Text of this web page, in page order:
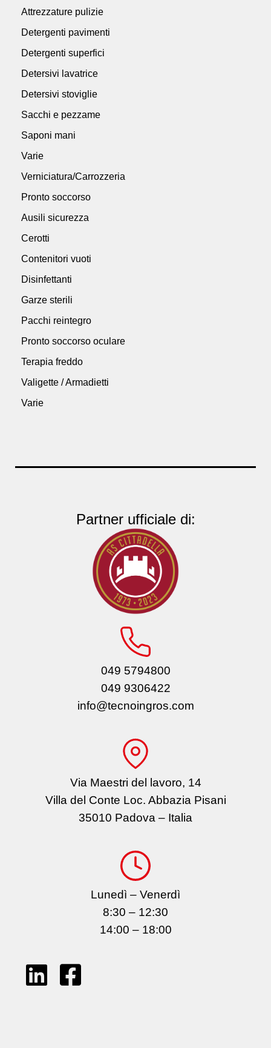
Attrezzature pulizie
Detergenti pavimenti
Detergenti superfici
Detersivi lavatrice
Detersivi stoviglie
Sacchi e pezzame
Saponi mani
Varie
Verniciatura/Carrozzeria
Pronto soccorso
Ausili sicurezza
Cerotti
Contenitori vuoti
Disinfettanti
Garze sterili
Pacchi reintegro
Pronto soccorso oculare
Terapia freddo
Valigette / Armadietti
Varie
Partner ufficiale di:
049 5794800
049 9306422
info@tecnoingros.com
Via Maestri del lavoro, 14
Villa del Conte Loc. Abbazia Pisani
35010 Padova – Italia
Lunedì – Venerdì
8:30 – 12:30
14:00 – 18:00